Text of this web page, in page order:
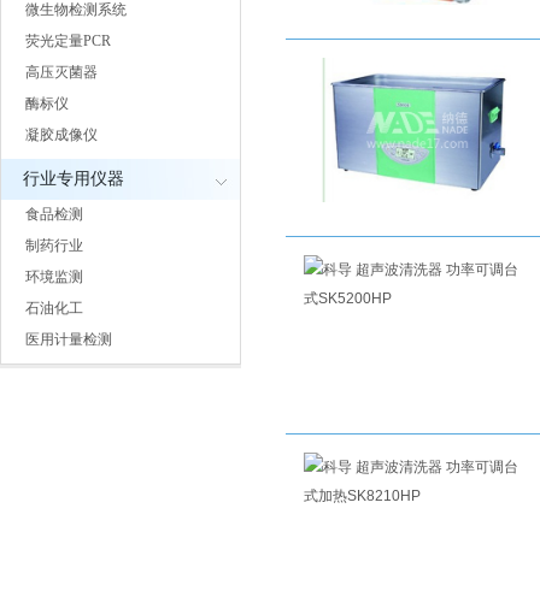
微生物检测系统
荧光定量PCR
高压灭菌器
酶标仪
凝胶成像仪
行业专用仪器
食品检测
制药行业
环境监测
石油化工
医用计量检测